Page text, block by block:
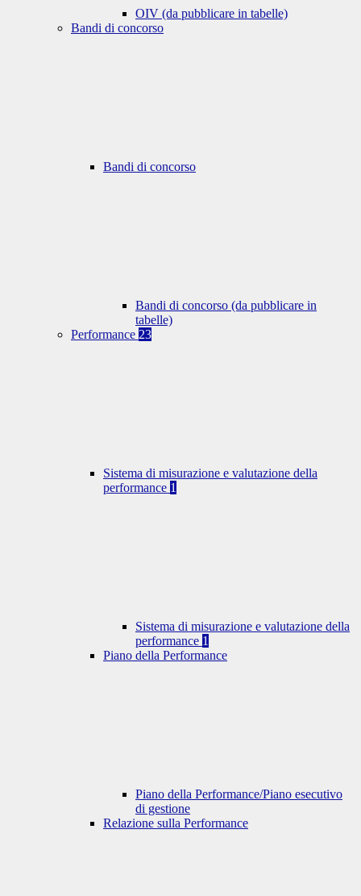
OIV (da pubblicare in tabelle)
Bandi di concorso
Bandi di concorso
Bandi di concorso (da pubblicare in
tabelle)
Performance 23
Sistema di misurazione e valutazione della
performance 1
Sistema di misurazione e valutazione della
performance 1
Piano della Performance
Piano della Performance/Piano esecutivo
di gestione
Relazione sulla Performance